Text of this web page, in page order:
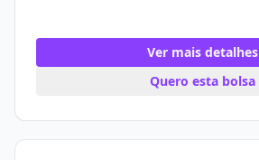
Ver mais detalhes
Quero esta bolsa